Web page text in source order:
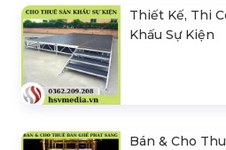
Thiết Kế, Thi
Khấu Sự Kiện
Bán & Cho